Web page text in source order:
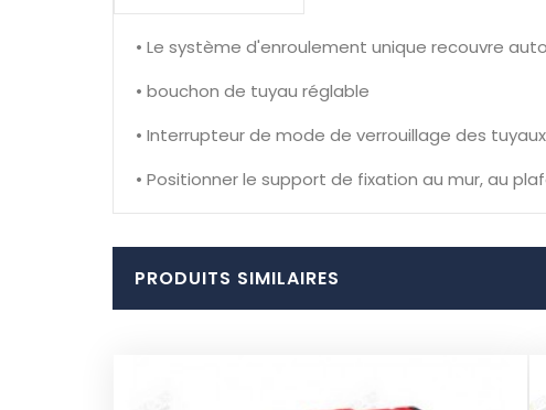
• Le système d'enroulement unique recouvre
• bouchon de tuyau réglable
• Interrupteur de mode de verrouillage des
• Positionner le support de fixation au mur, au
PRODUITS SIMILAIRES